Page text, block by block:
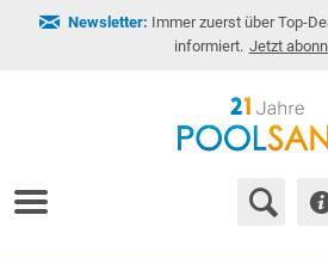
Newsletter: Immer zuerst über Top-
informiert. Jetzt